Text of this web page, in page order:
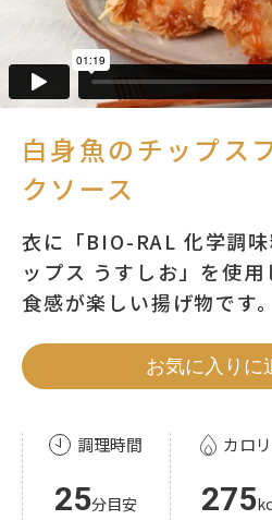
白身魚のチップス
クソース
衣に「BIO-RAL 化学調
ップス うすしお」を使
食感が楽しい揚げ物です。
お気に入りに
調理時間
25分目安
カロ
275